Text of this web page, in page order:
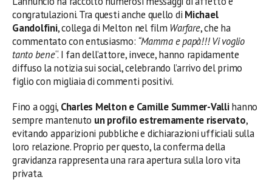
congratulazioni. Tra questi anche quello di Michael
Gandolfini, collega di Melton nel film Warfare, che ha
commentato con entusiasmo: “Mamma e papà!!! Vi voglio
tanto bene“. I fan dell’attore, invece, hanno rapidamente
diffuso la notizia sui social, celebrando l’arrivo del primo
figlio con migliaia di commenti positivi.
Fino a oggi, Charles Melton e Camille Summer-Vallihanno
sempre mantenuto un profilo estremamente riservato,
evitando apparizioni pubbliche e dichiarazioni ufficiali sulla
loro relazione. Proprio per questo, la conferma della
gravidanza rappresenta una rara apertura sulla loro vita
privata.